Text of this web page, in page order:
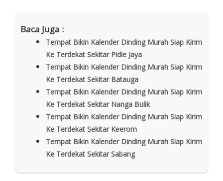
Baca Juga :
Tempat Bikin Kalender Dinding Murah Siap Kirim
Ke Terdekat Sekitar Pidie Jaya
Tempat Bikin Kalender Dinding Murah Siap Kirim
Ke Terdekat Sekitar Batauga
Tempat Bikin Kalender Dinding Murah Siap Kirim
Ke Terdekat Sekitar Nanga Bulik
Tempat Bikin Kalender Dinding Murah Siap Kirim
Ke Terdekat Sekitar Keerom
Tempat Bikin Kalender Dinding Murah Siap Kirim
Ke Terdekat Sekitar Sabang